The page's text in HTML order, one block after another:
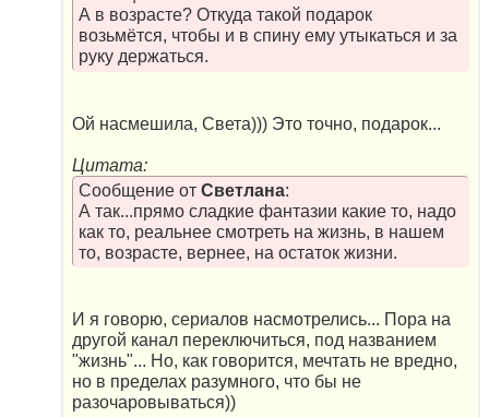
А в возрасте? Откуда такой подарок
возьмётся, чтобы и в спину ему утыкаться и за
руку держаться.
Ой насмешила, Света))) Это точно, подарок...
Цитата:
Сообщение от Светлана:
А так...прямо сладкие фантазии какие то, надо
как то, реальнее смотреть на жизнь, в нашем
то, возрасте, вернее, на остаток жизни.
И я говорю, сериалов насмотрелись... Пора на
другой канал переключиться, под названием
"жизнь"... Но, как говорится, мечтать не вредно,
но в пределах разумного, что бы не
разочаровываться))